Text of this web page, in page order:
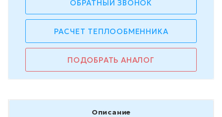
ОБРАТНЫЙ ЗВОНОК
РАСЧЕТ ТЕПЛООБМЕННИКА
ПОДОБРАТЬ АНАЛОГ
Описание